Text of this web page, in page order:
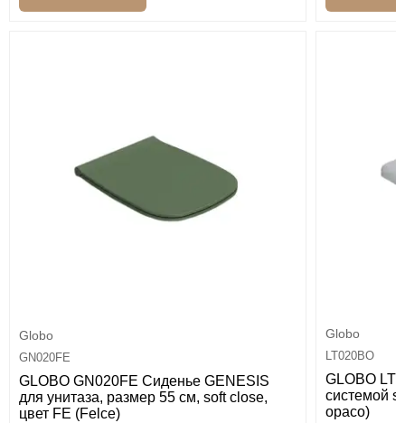
Globo
GN020FE
GLOBO GN020FE Сиденье GENESIS
для унитаза, размер 55 см, soft close,
цвет FE (Felce)
Globo
LT020BO
GLOBO
системой
opaco)